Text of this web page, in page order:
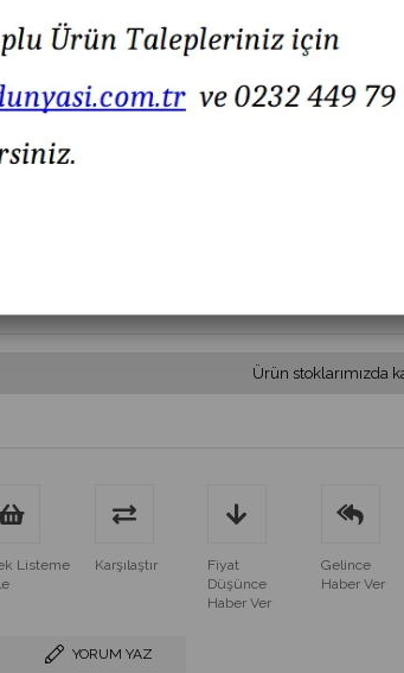
LED Multifonksiyon İkaz Lamba M22 Somun Bağlantı
260VAC Ø70 LED
Ürün stoklarımızda
Listeme
Karşılaştır
Fiyat
Düşünce
Haber Ver
Gelince
Haber Ver
YORUM YAZ